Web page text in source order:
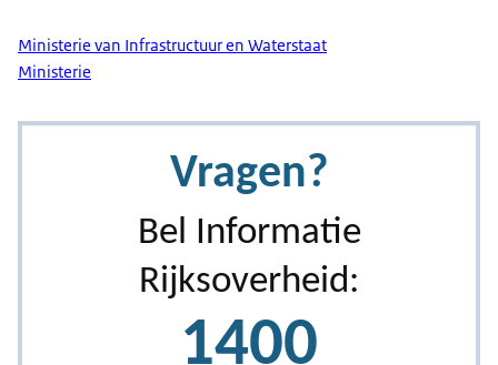
Ministerie van Infrastructuur en Waterstaat
Ministerie